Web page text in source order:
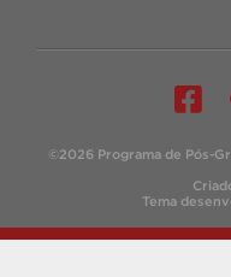
©2026 Programa de Pós-
Tema